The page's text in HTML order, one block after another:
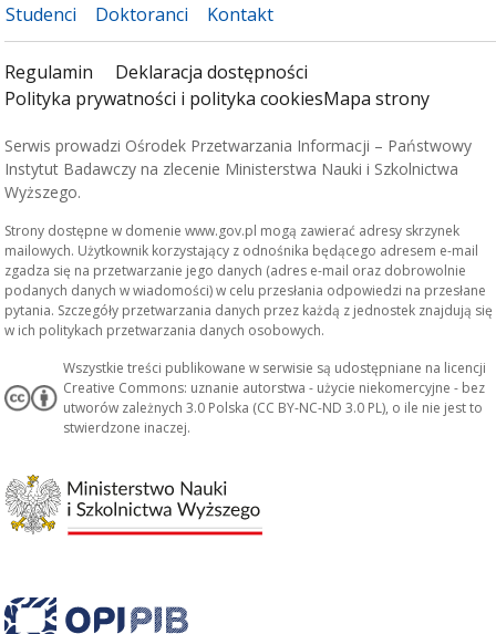
Studenci Doktoranci Kontakt
Regulamin
Deklaracja dostępności
Polityka prywatności i polityka cookiesMapa strony
Serwis prowadzi Ośrodek Przetwarzania Informacji – Państwowy
Instytut Badawczy na zlecenie Ministerstwa Nauki i Szkolnictwa
Wyższego.
Strony dostępne w domenie www.gov.pl mogą zawierać adresy skrzynek
mailowych. Użytkownik korzystający z odnośnika będącego adresem e-mail
zgadza się na przetwarzanie jego danych (adres e-mail oraz dobrowolnie
podanych danych w wiadomości) w celu przesłania odpowiedzi na przesłane
pytania. Szczegóły przetwarzania danych przez każdą z jednostek znajdują się
w ich politykach przetwarzania danych osobowych.
Wszystkie treści publikowane w serwisie są udostępniane na licencji
Creative Commons: uznanie autorstwa - użycie niekomercyjne - bez
utworów zależnych 3.0 Polska (CC BY-NC-ND 3.0 PL), o ile nie jest to
stwierdzone inaczej.